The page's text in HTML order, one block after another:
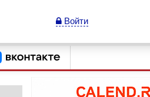
Войти